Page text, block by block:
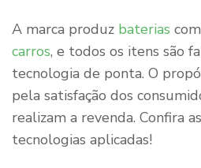
A marca produz baterias
carros, e todos os itens são
tecnologia de ponta. O
pela satisfação dos
realizam a revenda. Confira
tecnologias aplicadas!